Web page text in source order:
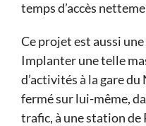
temps d’accès
Ce projet est aussi
Implanter une telle
d’activités à la gare
fermé sur lui-même,
trafic, à une station